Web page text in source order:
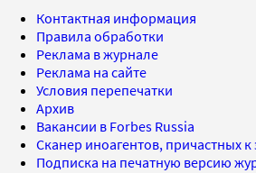
Контактная информация
Правила обработки
Реклама в журнале
Реклама на сайте
Условия перепечатки
Архив
Вакансии в Forbes Russia
Сканер иноагентов, причастных
Подписка на печатную версию